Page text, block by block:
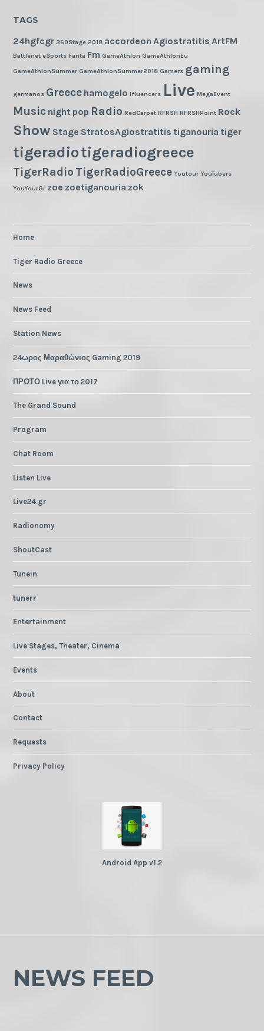
TAGS
24hgfcgr 360Stage 2018 accordeon Agiostratitis ArtFM
Battlenet eSports Fanta Fm GameAthlon GameAthlonEu
GameAthlonSummer GameAthlonSummer2018 Gamers gaming
germanos Greece hamogelo Ifluencers Live MegaEvent
Music night pop Radio RedCarpet RFRSH RFRSHPoint Rock
Show Stage StratosAgiostratitis tiganouria tiger
tigeradiotigeradiogreece
TigerRadio TigerRadioGreece Youtour YouTubers
YouYourGr zoe zoetiganouria zok
Home
Tiger Radio Greece
News
News Feed
Station News
24ωρος Μαραθώνιος Gaming 2019
ΠΡΩΤΟ Live για το 2017
The Grand Sound
Program
Chat Room
Listen Live
Live24.gr
Radionomy
ShoutCast
Tunein
tunerr
Entertainment
Live Stages, Theater, Cinema
Events
About
Contact
Requests
Privacy Policy
Android App v1.2
NEWS FEED